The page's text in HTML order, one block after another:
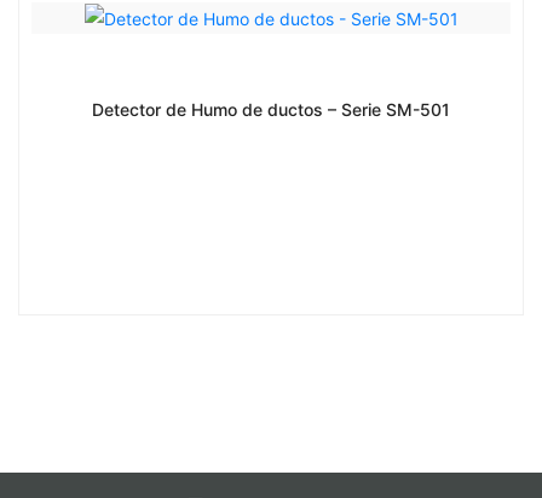
Detector de Humo de ductos – Serie SM-501